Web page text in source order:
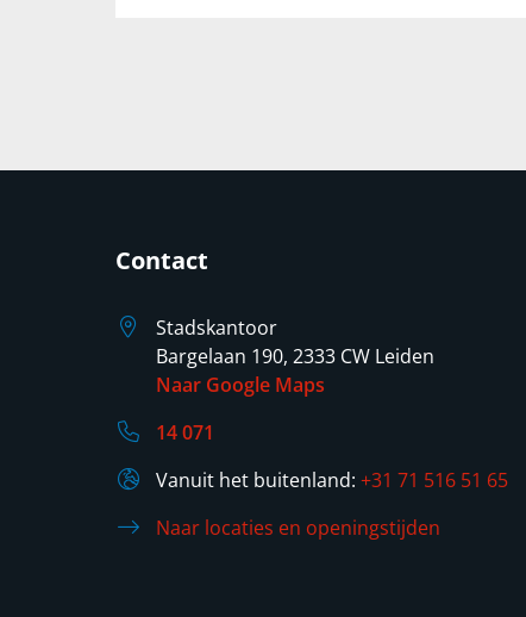
Contact
Stadskantoor
Bargelaan 190, 2333 CW Leiden
Naar Google Maps
14 071
Vanuit het buitenland: +31 71 516 51 65
Naar locaties en openingstijden